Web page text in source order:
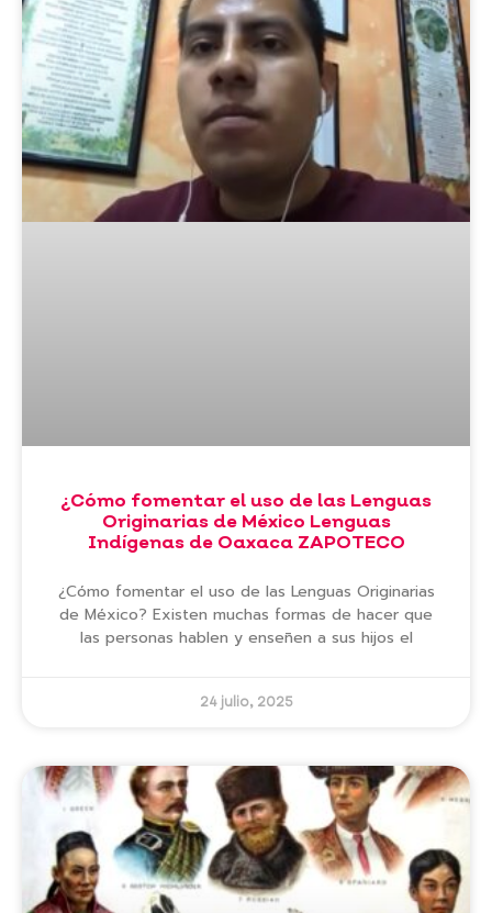
¿Cómo fomentar el uso de las Lenguas
Originarias de México Lenguas
Indígenas de Oaxaca ZAPOTECO
¿Cómo fomentar el uso de las Lenguas Originarias
de México? Existen muchas formas de hacer que
las personas hablen y enseñen a sus hijos el
24 julio, 2025